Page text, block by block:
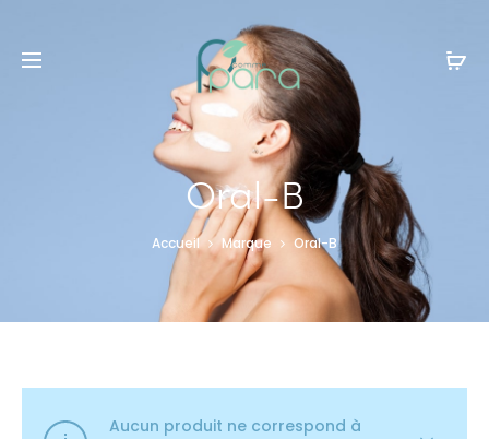
Oral-B
Accueil Marque Oral-B
Aucun produit ne correspond à